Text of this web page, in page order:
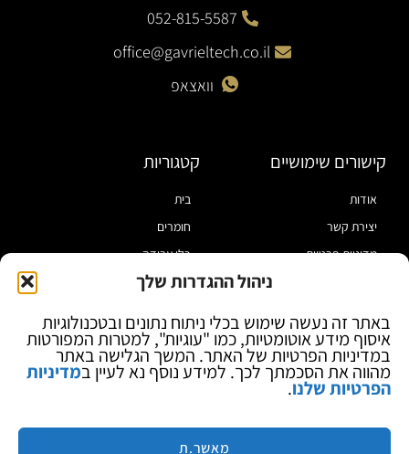
ניהול ההגדרות שלך
באתר זה נעשה שימוש בכלי ניתוח נתונים ובטכנולוגיות
איסוף מידע אוטומטיות, כמו "עוגיות", למטרות המפורטות
במדיניות הפרטיות של האתר. המשך הגלישה באתר
מהווה את הסכמתך לכך. למידע נוסף נא לעיין במדיניות
הפרטיות שלנו.
מאשר.ת
052-815-5587
office@gavrieltech.co.il
וואצאפ
קישורים שימושיים
אודות
יצירת קשר
מדיניות פרטיות
בלוג
קטגוריות
בית
חומרים
כלי עבודה
מוצרי הלחמה
ספקי כח ומודדים
ציוד אופטי להגדלה
מותגים